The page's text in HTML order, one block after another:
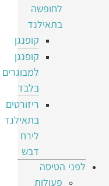
לחופשה
בתאילנד
קופנגן
קופנגן
למבוגרים
בלבד
ריזורטים
בתאילנד
לירח
דבש
לפני הטיסה
פעולות